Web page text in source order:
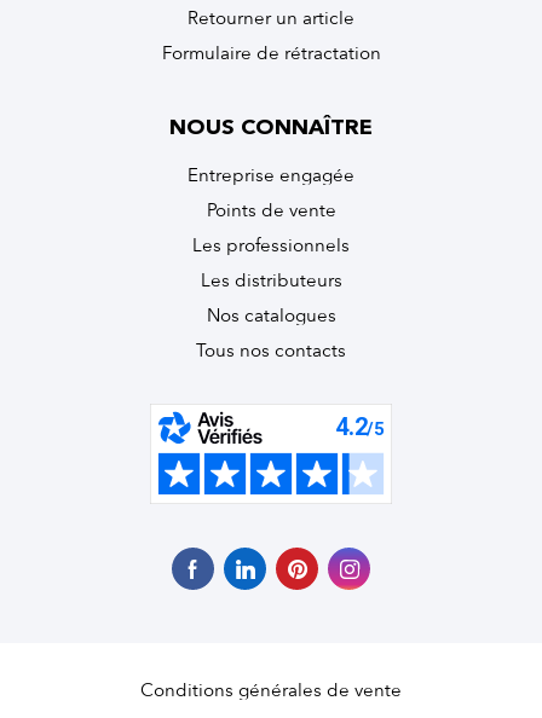
Retourner un article
Formulaire de rétractation
NOUS CONNAÎTRE
Entreprise engagée
Points de vente
Les professionnels
Les distributeurs
Nos catalogues
Tous nos contacts
Conditions générales de vente